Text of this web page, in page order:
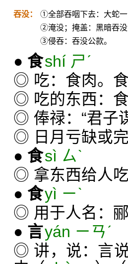
吞没：
①全部吞咽下去：大蛇一
②淹没；掩盖：黑暗吞没
③侵吞：吞没公款。
● 食shí ㄕˊ
◎ 吃：食肉。食
◎ 吃的东西：
◎ 俸禄：“君子
◎ 日月亏缺或
● 食sì ㄙˋ
◎ 拿东西给人
● 食yì ㄧˋ
◎ 用于人名：
● 言yán ㄧㄢˊ
◎ 讲，说：言